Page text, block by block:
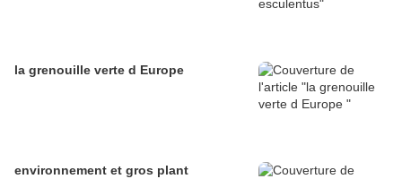
la grenouille verte d Europe
environnement et gros plant